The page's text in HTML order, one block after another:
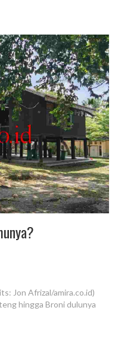
Jon Afrizal/amira.co.id)
hingga Broni dulunya